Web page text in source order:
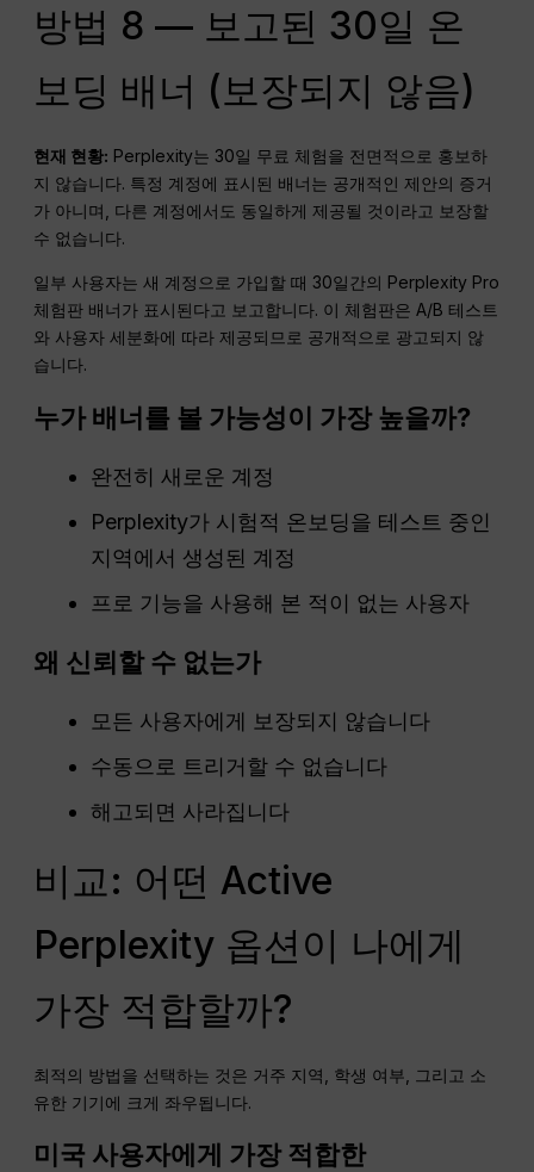
방법 8 — 보고된 30일 온
보딩 배너 (보장되지 않음)
현재 현황: Perplexity는 30일 무료 체험을 전면적으로 홍보하
지 않습니다. 특정 계정에 표시된 배너는 공개적인 제안의 증거
가 아니며, 다른 계정에서도 동일하게 제공될 것이라고 보장할
수 없습니다.
일부 사용자는 새 계정으로 가입할 때 30일간의 Perplexity Pro
체험판 배너가 표시된다고 보고합니다. 이 체험판은 A/B 테스트
와 사용자 세분화에 따라 제공되므로 공개적으로 광고되지 않
습니다.
누가 배너를 볼 가능성이 가장 높을까?
완전히 새로운 계정
Perplexity가 시험적 온보딩을 테스트 중인
지역에서 생성된 계정
프로 기능을 사용해 본 적이 없는 사용자
왜 신뢰할 수 없는가
모든 사용자에게 보장되지 않습니다
수동으로 트리거할 수 없습니다
해고되면 사라집니다
비교: 어떤 Active
Perplexity 옵션이 나에게
가장 적합할까?
최적의 방법을 선택하는 것은 거주 지역, 학생 여부, 그리고 소
유한 기기에 크게 좌우됩니다.
미국 사용자에게 가장 적합한